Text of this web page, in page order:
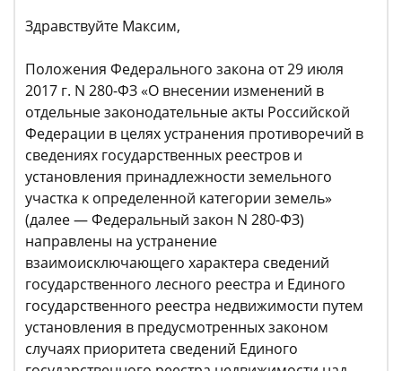
Здравствуйте Максим,
Положения Федерального закона от 29 июля
2017 г. N 280-ФЗ «О внесении изменений в
отдельные законодательные акты Российской
Федерации в целях устранения противоречий в
сведениях государственных реестров и
установления принадлежности земельного
участка к определенной категории земель»
(далее — Федеральный закон N 280-ФЗ)
направлены на устранение
взаимоисключающего характера сведений
государственного лесного реестра и Единого
государственного реестра недвижимости путем
установления в предусмотренных законом
случаях приоритета сведений Единого